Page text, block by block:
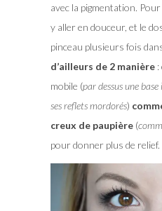
avec la pigmentation.
y aller en douceur, et le
pinceau plusieurs fois
d’ailleurs de 2 manière:
mobile (par dessus une
ses reflets mordorés)
creux de paupière(
pour donner plus de relief.